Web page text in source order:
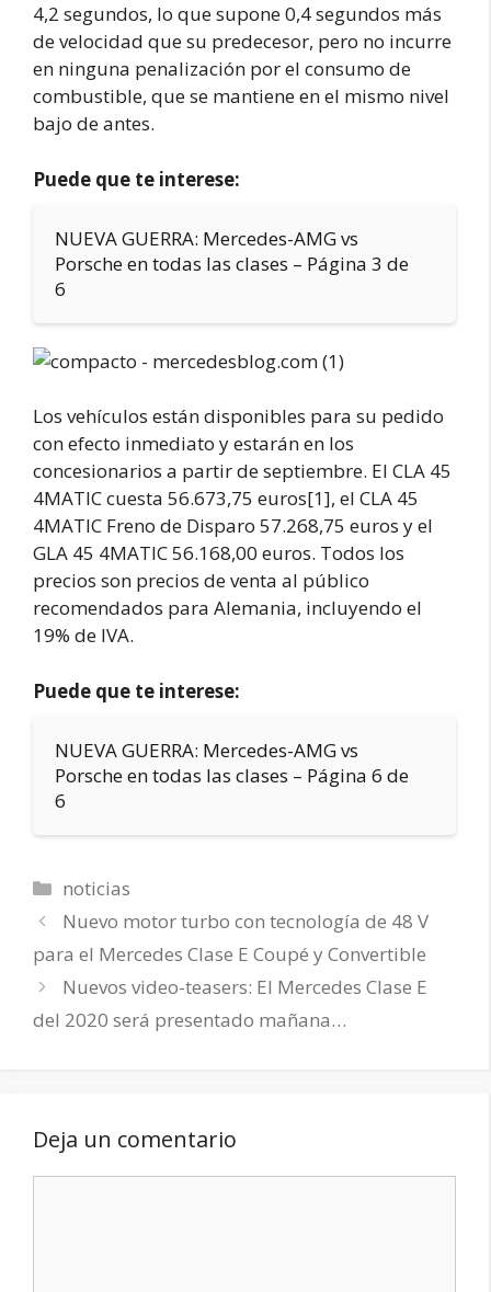
4,2 segundos, lo que supone 0,4 segundos más
de velocidad que su predecesor, pero no incurre
en ninguna penalización por el consumo de
combustible, que se mantiene en el mismo nivel
bajo de antes.
Puede que te interese:
NUEVA GUERRA: Mercedes-AMG vs
Porsche en todas las clases – Página 3 de
6
Los vehículos están disponibles para su pedido
con efecto inmediato y estarán en los
concesionarios a partir de septiembre. El CLA 45
4MATIC cuesta 56.673,75 euros[1], el CLA 45
4MATIC Freno de Disparo 57.268,75 euros y el
GLA 45 4MATIC 56.168,00 euros. Todos los
precios son precios de venta al público
recomendados para Alemania, incluyendo el
19% de IVA.
Puede que te interese:
NUEVA GUERRA: Mercedes-AMG vs
Porsche en todas las clases – Página 6 de
6
Categorías
noticias
Nuevo motor turbo con tecnología de 48 V
para el Mercedes Clase E Coupé y Convertible
Nuevos video-teasers: El Mercedes Clase E
del 2020 será presentado mañana…
Deja un comentario